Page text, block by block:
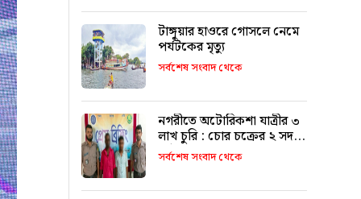
টাঙ্গুয়ার হাওরে গোসলে নেমে
পর্যটকের মৃত্যু
সর্বশেষ সংবাদ থেকে
নগরীতে অটোরিকশা যাত্রীর ৩
লাখ চুরি : চোর চক্রের ২ সদস্য
আটক
সর্বশেষ সংবাদ থেকে